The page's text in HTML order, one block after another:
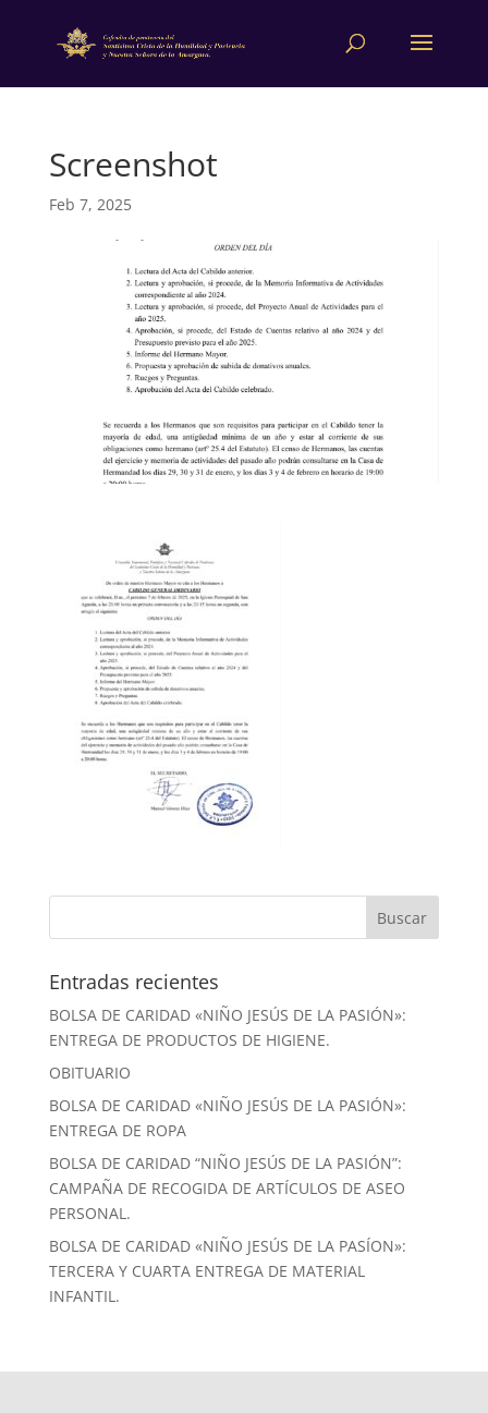
Screenshot
Feb 7, 2025
Entradas recientes
BOLSA DE CARIDAD «NIÑO JESÚS DE LA PASIÓN»:
ENTREGA DE PRODUCTOS DE HIGIENE.
OBITUARIO
BOLSA DE CARIDAD «NIÑO JESÚS DE LA PASIÓN»:
ENTREGA DE ROPA
BOLSA DE CARIDAD “NIÑO JESÚS DE LA PASIÓN”:
CAMPAÑA DE RECOGIDA DE ARTÍCULOS DE ASEO
PERSONAL.
BOLSA DE CARIDAD «NIÑO JESÚS DE LA PASÍON»:
TERCERA Y CUARTA ENTREGA DE MATERIAL
INFANTIL.